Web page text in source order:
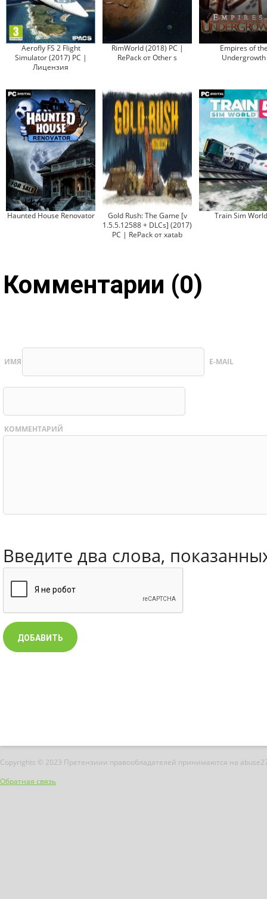
Aerofly FS 2 Flight
Simulator (2017) PC |
Лицензия
RimWorld (2018) PC |
RePack от Other s
Empires of
Undergrowth
Haunted House Renovator
Gold Rush: The Game [v
1.5.5.12588 + DLCs] (2017)
PC | RePack от xatab
Train Sim
Комментарии (0)
ИМЯ E-MAIL
КОММЕНТАРИЙ
Введите два слова,
Copyrights © 2023 Претензиии правообладателей принимаются на
Обратная связь